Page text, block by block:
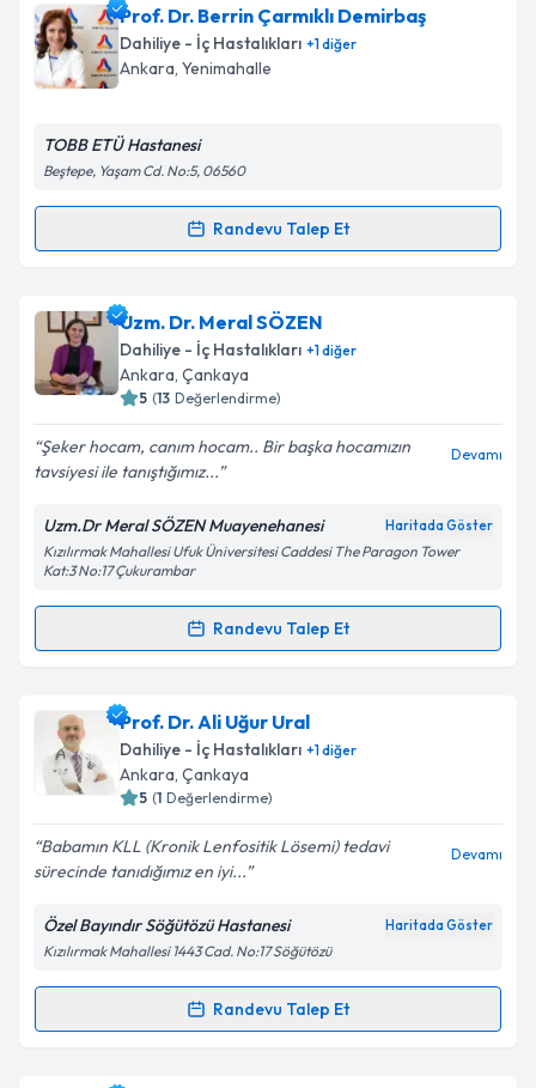
Prof. Dr. Aydoğan Aydoğduiçin randevu takvimi
talebi oluşturun. Size bu uzmandan randevu almanız
için bir takvim hazırlandığında e-posta ile
bilgilendireceğiz.
E-posta Adresiniz
Kişisel verilerimin işlenmesine ilişkinAydınlatma
kapsamda işlenmesini kabul ediyorum.
Takvim Talebini Gönder
Prof. Dr. Berrin Çarmıklı Demirbaş
Dahiliye - İç Hastalıkları +1diğer
Ankara, Yenimahalle
TOBB ETÜ Hastanesi
Beştepe, Yaşam Cd. No:5, 06560
Randevu Talep Et
Randevu Takvimi Talebi
Prof. Dr. Berrin Çarmıklı Demirbaş
takvimi talebi oluşturun. Size bu uzmandan randevu
almanız için bir takvim hazırlandığında e-posta ile
bilgilendireceğiz.
E-posta Adresiniz
Kişisel verilerimin işlenmesine ilişkinAydınlatma
Metni'ni okudum ve kişisel verilerimin belirtilen
kapsamda işlenmesini kabul ediyorum.
Uzm. Dr. Meral SÖZEN
Dahiliye - İç Hastalıkları +1diğer
Ankara, Çankaya
5 (13 Değerlendirme)
Şeker hocam, canım hocam.. Bir başka hocamızın
tavsiyesi ile tanıştığımız...
Devamı
Uzm.Dr Meral SÖZEN Muayenehanesi Haritada Göster
Kızılırmak Mahallesi Ufuk Üniversitesi Caddesi The Paragon Tower
Kat:3 No:17 Çukurambar
Randevu Talep Et
Randevu Takvimi Talebi
Uzm. Dr. Meral SÖZEN için randevu takvimi talebi
oluşturun. Size bu uzmandan randevu almanız için bir
takvim hazırlandığında e-posta ile bilgilendireceğiz.
Kişisel verilerimin işlenmesine ilişkin
Aydınlatma
Metni'ni okudum ve kişisel verilerimin belirtilen
kapsamda işlenmesini kabul ediyorum.
Prof. Dr. Ali Uğur Ural
Dahiliye - İç Hastalıkları +1diğer
Ankara, Çankaya
5 (1 Değerlendirme)
Babamın KLL (Kronik Lenfositik Lösemi) tedavi
sürecinde tanıdığımız en iyi...
Devamı
Özel Bayındır Söğütözü Hastanesi Haritada Göster
Kızılırmak Mahallesi 1443 Cad. No:17 Söğütözü
Randevu Talep Et
Randevu Takvimi Talebi